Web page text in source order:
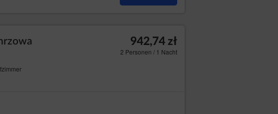
942,74 zł
2 Personen / 1 Nacht